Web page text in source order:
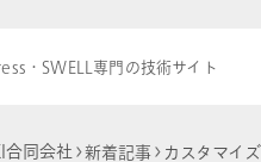
・SWELL専門の技術サイト
合同会社 新着記事 カスタマイズ